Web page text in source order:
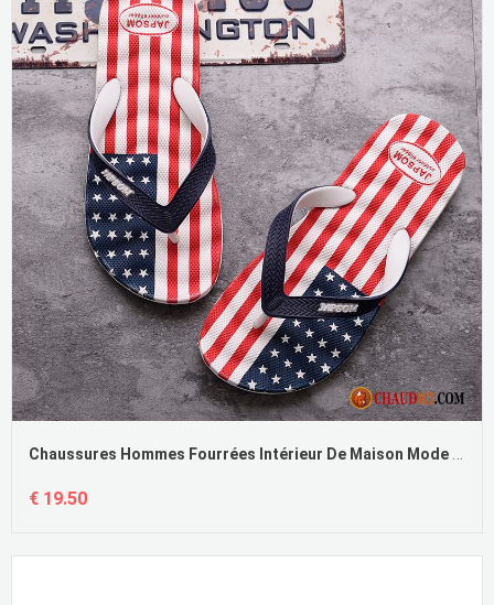
Chaussures Hommes Fourrées Intérieur De Maison Mode Imperméable Bleu France
€ 19.50